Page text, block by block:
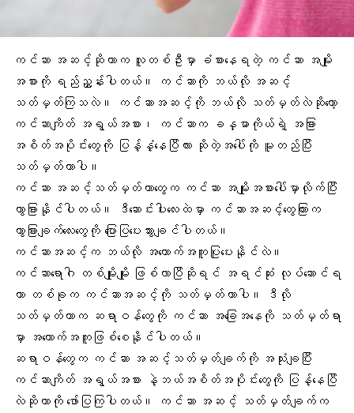
ကင်ဆာအဆင့်ဆိုတာက လူတစ်ဦးမှာ ခံစားနေရတဲ့ ကင်ဆာ အမျိုး
အစားကို ရည်ညွှန်းပါတယ်။ ကင်ဆာကို ဘယ်လို အဆင့်
သတ်မှတ်ကြသလဲ။ ကင်ဆာအဆင့်ကို ဘယ်လို သတ်မှတ်လဲဆိုတော့
ကင်ဆာကျိတ် အရွယ်အစား၊ ကင်ဆာက ခန္ဓာကိုယ်ရဲ့ အခြား
အစိတ်အပိုင်းတွေကို ပြန့်နှံ့နေပြီလား ဆိုတဲ့အပေါ်ကို မူတည်ပြီး
သတ်မှတ်တာပါ။
ကင်ဆာ အဆင့်သတ်မှတ်တာတွေက ကင်ဆာ အမျိုးအစားပေါ်မှာလိုက်ပြီး
ကွာခြားနိုင်ပါတယ်။ ဒီဆောင်းပါးလေးထဲမှာ ကင်ဆာအဆင့်တွေကြားက
ကွာခြားချက်လေးတွေကို ပြောပြပေးသွားချင်ပါတယ်။
ကင်ဆာအဆင့် က ဘယ်လို အထောက်အကူပြုပေးနိုင်လဲ။
ကင်ဆာရောဂါ တစ်မျိုးမျိုး ဖြစ်လာပြီဆိုရင် အရင်ဆုံး လုပ်ဆောင်ရ
တာ တစ်ခုက ကင်ဆာအဆင့်ကို သတ်မှတ်တာပါ။ ဒီလို
သတ်မှတ်တာက ဆရာဝန်တွေကို ကင်ဆာ အခြေအနေကို သတ်မှတ်ရာ
မှာ အထောက်အကူဖြစ်စေနိုင်ပါတယ်။
ဆရာဝန်တွေက ကင်ဆာ အဆင့်သတ်မှတ်ချက်ကို အသုံးချပြီး
ကင်ဆာကျိတ် အရွယ်အစား နဲ့ဘယ်အစိတ်အပိုင်းတွေကို ပြန့်နေပြီ
လဲဆိုတာကို ဖော်ပြကြပါတယ်။ ကင်ဆာ အဆင့် သတ်မှတ်ချက်က